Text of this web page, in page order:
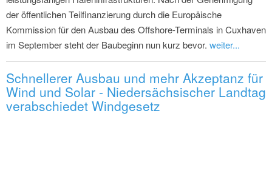
der öffentlichen Teilfinanzierung durch die Europäische
Kommission für den Ausbau des Offshore-Terminals in Cuxhaven
im September steht der Baubeginn nun kurz bevor. weiter...
Schnellerer Ausbau und mehr Akzeptanz für
Wind und Solar - Niedersächsischer Landtag
verabschiedet Windgesetz